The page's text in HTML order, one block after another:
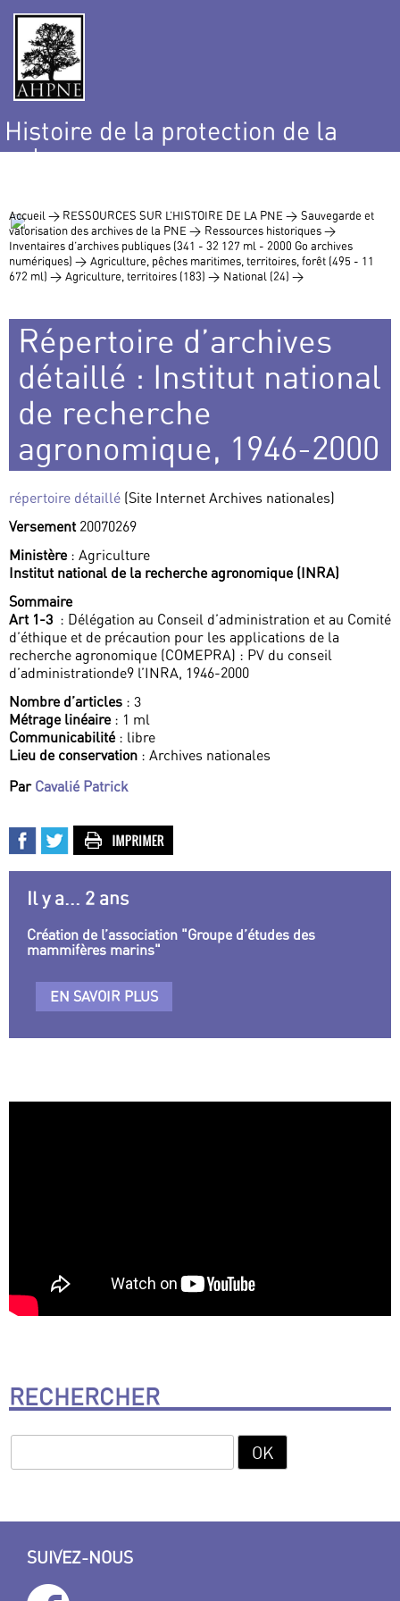
Histoire de la protection de la
nature
Accueil > RESSOURCES SUR L’HISTOIRE DE LA PNE > Sauvegarde et
valorisation des archives de la PNE > Ressources historiques >
Inventaires d’archives publiques (341 - 32 127 ml - 2000 Go archives
numériques) > Agriculture, pêches maritimes, territoires, forêt (495 - 11
672 ml) > Agriculture, territoires (183) > National (24) >
Répertoire d’archives
détaillé : Institut national
de recherche
agronomique, 1946-2000
répertoire détaillé (Site Internet Archives nationales)
Versement 20070269
Ministère: Agriculture
Institut national de la recherche agronomique (INRA)
Sommaire
Art 1-3 : Délégation au Conseil d’administration et au Comité
d’éthique et de précaution pour les applications de la
recherche agronomique (COMEPRA) : PV du conseil
d’administrationde9 l’INRA, 1946-2000
Nombre d’articles : 3
Métrage linéaire: 1 ml
Communicabilité: libre
Lieu de conservation : Archives nationales
Par Cavalié Patrick
Il y a... 2 ans
Création de l’association "Groupe d’études des
mammifères marins"
EN SAVOIR PLUS
RECHERCHER
SUIVEZ-NOUS